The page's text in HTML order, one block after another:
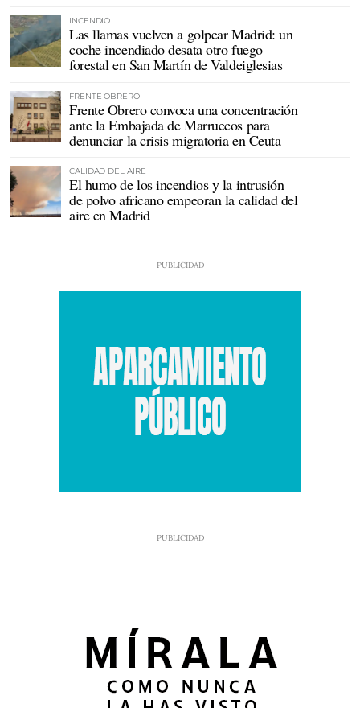
INCENDIO
Las llamas vuelven a golpear Madrid: un
coche incendiado desata otro fuego
forestal en San Martín de Valdeiglesias
FRENTE OBRERO
Frente Obrero convoca una concentración
ante la Embajada de Marruecos para
denunciar la crisis migratoria en Ceuta
CALIDAD DEL AIRE
El humo de los incendios y la intrusión
de polvo africano empeoran la calidad del
aire en Madrid